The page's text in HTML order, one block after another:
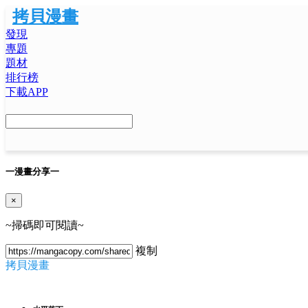
拷貝漫畫
發現
專題
題材
排行榜
下載APP
一漫畫分享一
×
~掃碼即可閱讀~
複制
拷貝漫畫